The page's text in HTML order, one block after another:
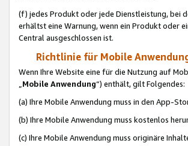
(f) jedes Produkt oder jede Dienstleistung, bei
erhältst eine Warnung, wenn ein Produkt oder
Central ausgeschlossen ist.
Richtlinie für Mobile
Wenn Ihre Website eine für die Nutzung auf
„Mobile Anwendung“) enthält, gilt Folgendes:
(a) Ihre Mobile Anwendung muss in den App-
(b) Ihre Mobile Anwendung muss kostenlos
(c) Ihre Mobile Anwendung muss originäre